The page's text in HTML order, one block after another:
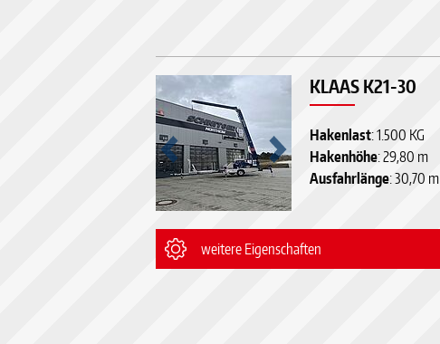
KLAAS K21-30
Hakenlast: 1.500 KG
Hakenhöhe: 29,80 m
Ausfahrlänge: 30,70 m
weitere Eigenschaften